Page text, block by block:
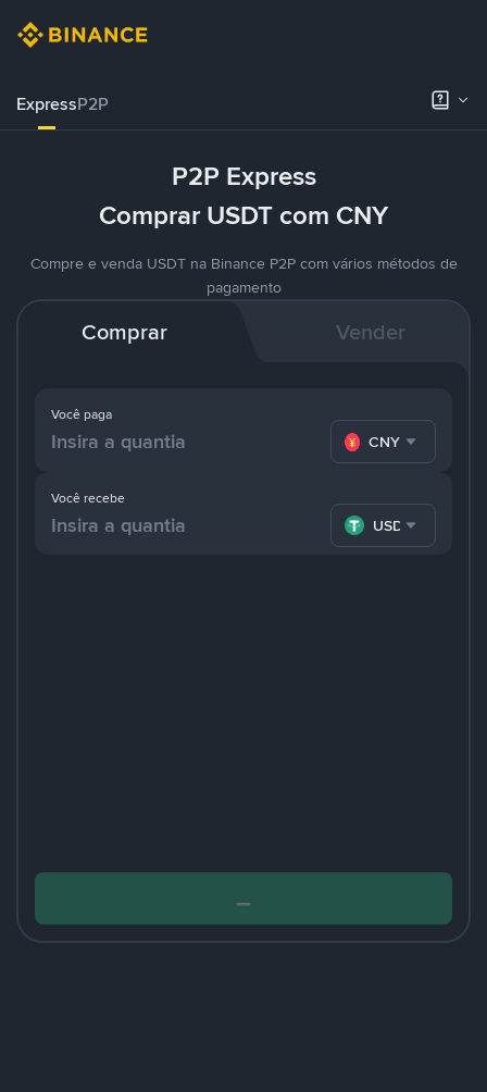
ExpressP2P
P2P Express
Comprar USDT com CNY
Compre e venda USDT na Binance P2P com vários métodos de
pagamento
Comprar Vender
Você paga
CNY
Você recebe
USDT